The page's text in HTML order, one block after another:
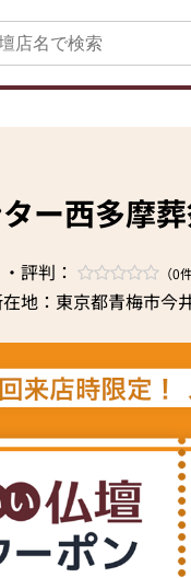
ー西多摩
評判： （0
地：東京都青梅市今